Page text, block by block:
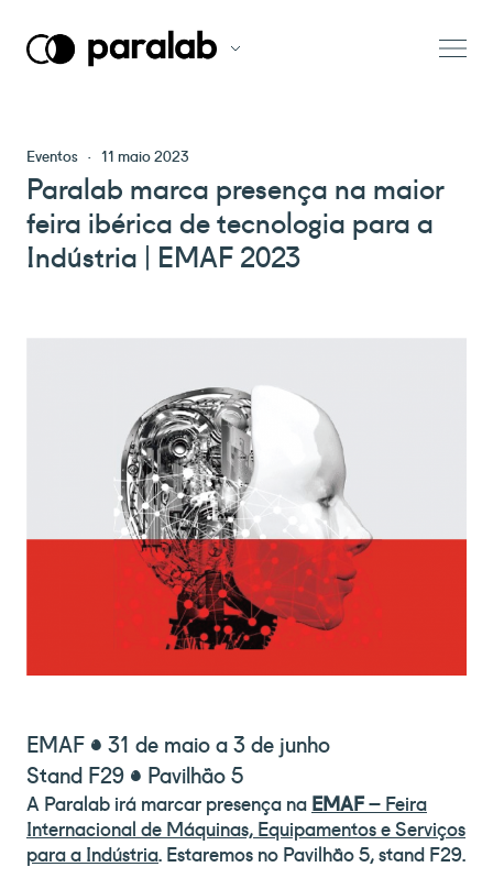
Eventos · 11 maio 2023
Paralab marca presença na maior
feira ibérica de tecnologia para a
Indústria | EMAF 2023
EMAF • 31 de maio a 3 de junho
Stand F29 • Pavilhão 5
A Paralab irá marcar presença naEMAF– Feira
Internacional de Máquinas, Equipamentos e Serviços
para a Indústria. Estaremos no Pavilhão 5, stand F29.